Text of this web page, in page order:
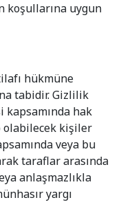
koşullarına uygun
hükmüne
tabidir. Gizlilik
kapsamında hak
olabilecek kişiler
veya bu
taraflar arasında
anlaşmazlıkla
yargı